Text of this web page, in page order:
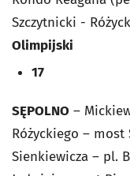
Szczytnicki -
Olimpijski
17
SĘPOLNO –
Różyckiego – most
Sienkiewicza – pl.